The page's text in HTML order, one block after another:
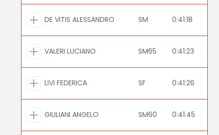
DE VITIS ALESSANDRO SM 0:41:18
VALERI LUCIANO SM65 0:41:23
LIVI FEDERICA SF 0:41:26
GIULIANI ANGELO SM60 0:41:45